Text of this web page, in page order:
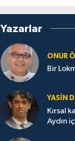
Yazarlar
ONUR
Bir
YASIN
Kırsal
Aydın